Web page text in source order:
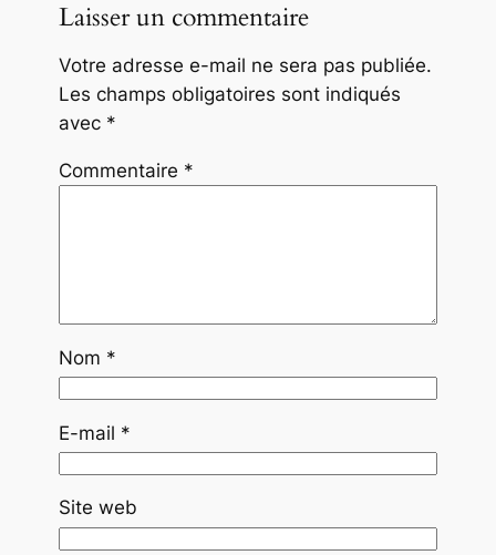
Laisser un commentaire
Votre adresse e-mail ne sera pas publiée.
Les champs obligatoires sont indiqués
avec *
Commentaire *
Nom *
E-mail *
Site web